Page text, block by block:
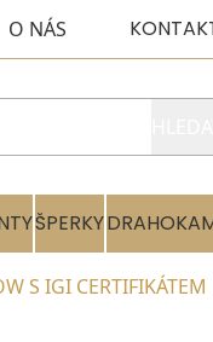
O NÁS
ŠPERKY
S IGI CERTIFIKÁTEM